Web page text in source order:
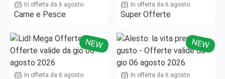
In offerta da 6 agosto
Carne e Pesce
In offerta da 6 agosto
Super Offerte
NEW
In offerta da 6 agosto
NEW
In offerta da 6 agosto